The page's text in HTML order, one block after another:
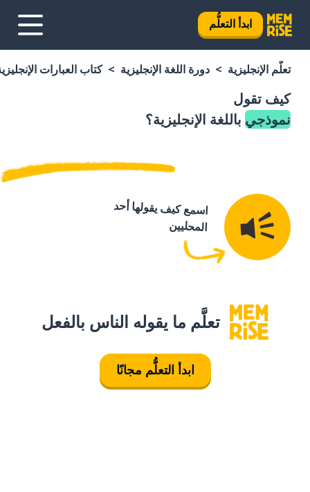
ابدأ التعلُّم
تعلَّم الإنجليزية دورة اللغة الإنجليزية كتاب العبارات
كيف تقول
نموذجي باللغة الإنجليزية؟
اسمع كيف يقولها أحد
المحليين
تعلَّم ما يقوله الناس بالفعل
ابدأ التعلُّم مجانًا